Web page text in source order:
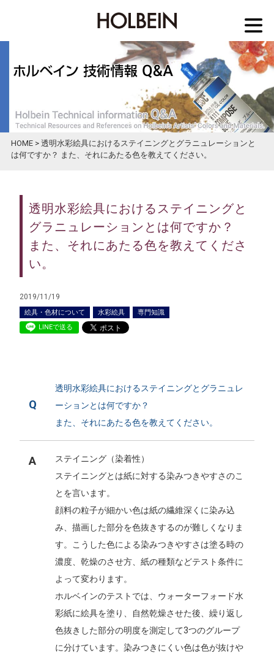
HOME> 透明水彩絵具におけるステイニングとグラニュレーションと
は何ですか？ また、それにあたる色を教えてください。
透明水彩絵具におけるステイニングと
グラニュレーションとは何ですか？
また、それにあたる色を教えてくださ
い。
2019/11/19
絵具・色材について 水彩絵具
専門知識
LINEで送る
Q
透明水彩絵具におけるステイニングとグラニュレ
ーションとは何ですか？
また、それにあたる色を教えてください。
A
ステイニング（染着性）
ステイニングとは紙に対する染みつきやすさのこ
とを言います。
顔料の粒子が細かい色は紙の繊維深くに染み込
み、描画した部分を色抜きするのが難しくなりま
す。こうした色による染みつきやすさは塗る時の
濃度、乾燥のさせ方、紙の種類などテスト条件に
よって変わります。
ホルベインのテストでは、ウォーターフォード水
彩紙に絵具を塗り、自然乾燥させた後、繰り返し
色抜きした部分の明度を測定して3つのグループ
に分けています。染みつきにくい色は色が抜けや